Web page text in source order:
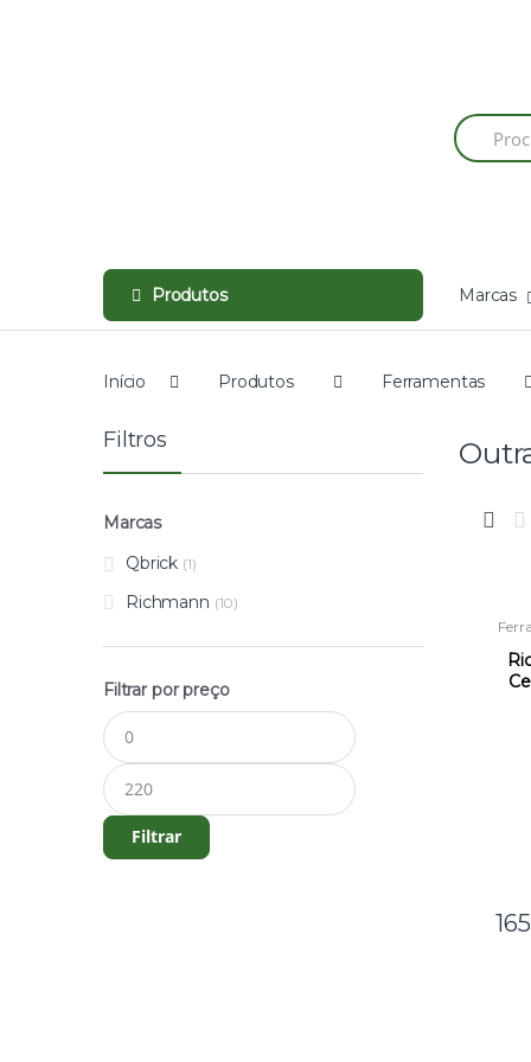
Produtos Marcas
Início Produtos Ferramentas
Filtros
Marcas
Qbrick (1)
Richmann (10)
Filtrar por preço
Preço
mínimo
Preço
máximo
Filtrar